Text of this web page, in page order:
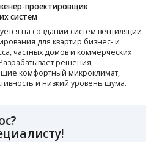
проектировщик
систем
на создании систем вентиляции
для квартир бизнес- и
частных домов и коммерческих
решения,
комфортный микроклимат,
и низкий уровень шума.